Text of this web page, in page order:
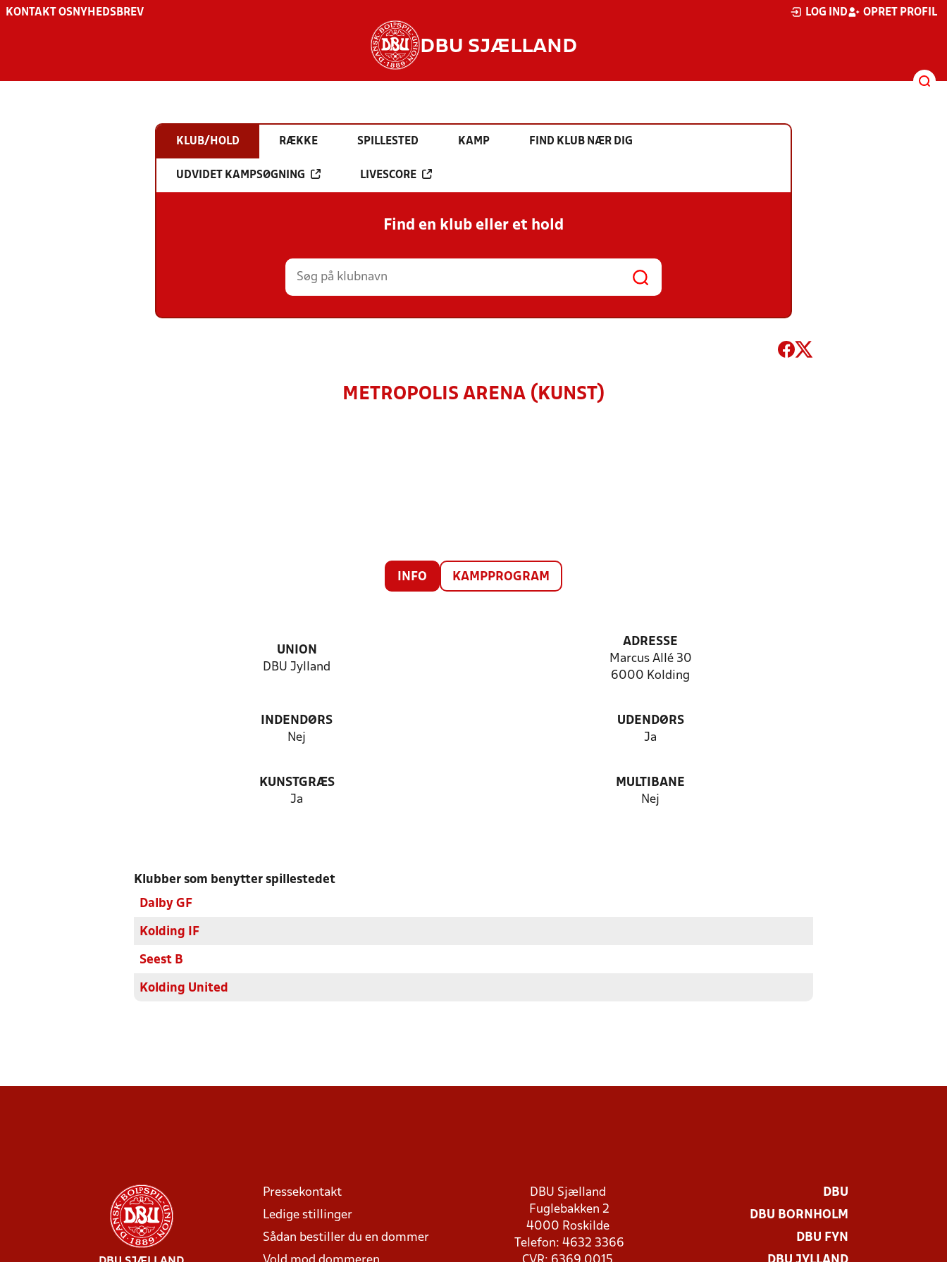
KONTAKT OS NYHEDSBREV LOG IND OPRET PROFIL
DBU SJÆLLAND
KLUB/HOLD RÆKKE SPILLESTED KAMP FIND KLUB NÆR DIG
UDVIDET KAMPSØGNING LIVESCORE
Find en klub eller et hold
METROPOLIS ARENA (KUNST)
INFO KAMPPROGRAM
UNION
DBU Jylland
ADRESSE
Marcus Allé 30
6000 Kolding
INDENDØRS
Nej
UDENDØRS
Ja
KUNSTGRÆS
Ja
MULTIBANE
Nej
Klubber som benytter spillestedet
Dalby GF
Kolding IF
Seest B
Kolding United
Pressekontakt
Ledige stillinger
Sådan bestiller du en dommer
DBU Sjælland
Fuglebakken 2
4000 Roskilde
Telefon: 4632 3366
DBU
DBU BORNHOLM
DBU FYN